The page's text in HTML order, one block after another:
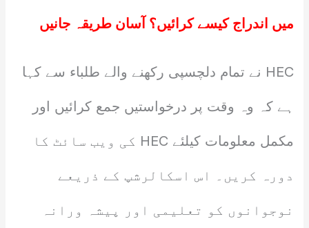
میں اندراج کیسے کرائیں؟ آسان طریقہ جانیں
HEC نے تمام دلچسپی رکھنے والے طلباء سے کہا
ہے کہ وہ وقت پر درخواستیں جمع کرائیں اور
مکمل معلومات کیلئے HEC کی ویب سائٹ کا
دورہ کریں۔ اس اسکالرشپ کے ذریعے
نوجوانوں کو تعلیمی اور پیشہ ورانہ